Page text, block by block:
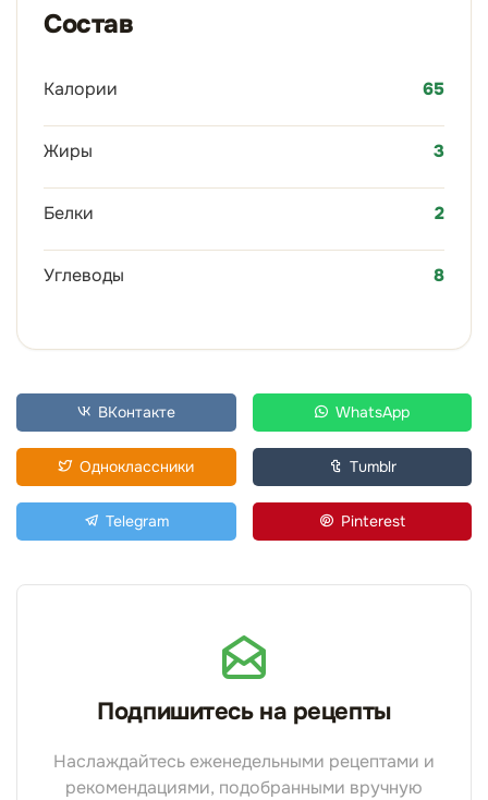
Состав
Калории 65
Жиры 3
Белки 2
Углеводы 8
ВКонтакте WhatsApp
Одноклассники Tumblr
Telegram Pinterest
Подпишитесь на рецепты
Наслаждайтесь еженедельными рецептами и
рекомендациями, подобранными вручную